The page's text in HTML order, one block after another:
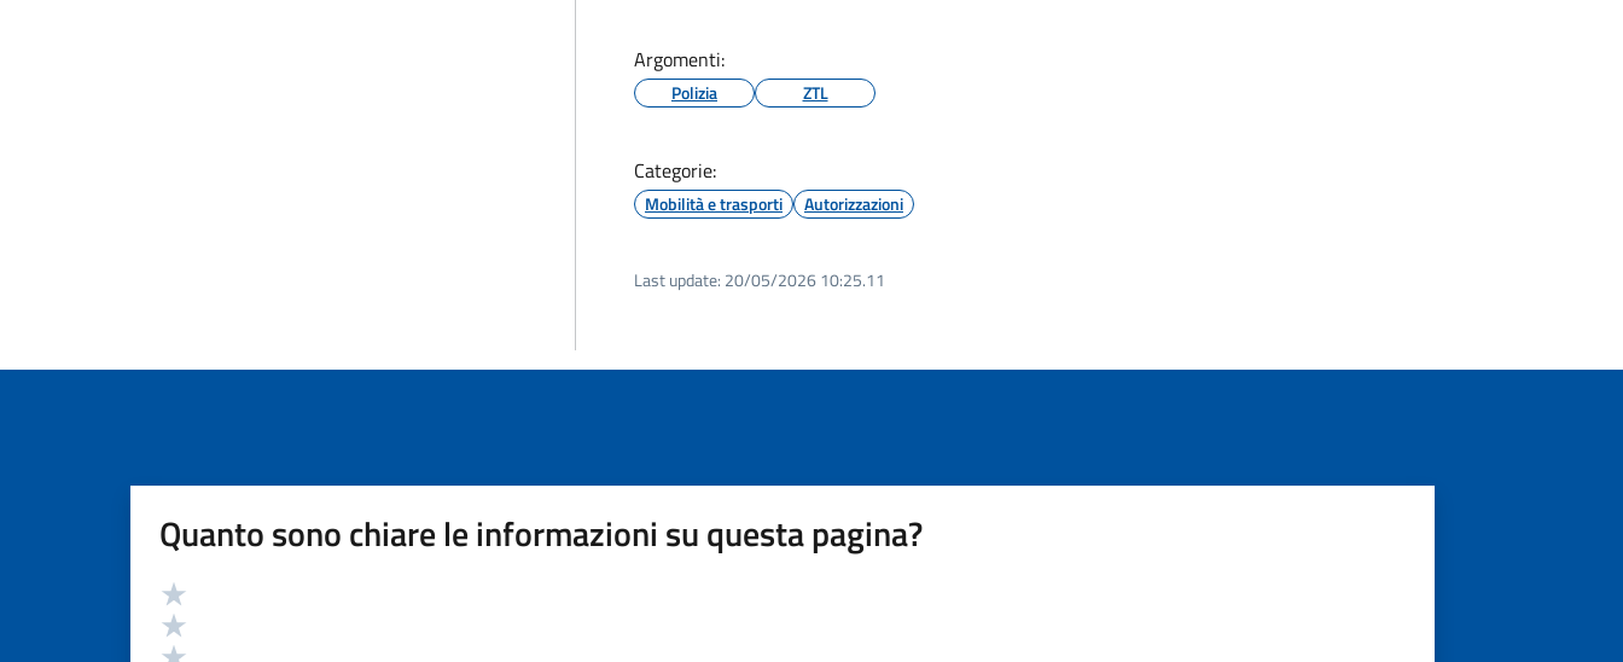
Argomenti:
Polizia ZTL
Categorie:
Mobilità e trasporti Autorizzazioni
Last update: 20/05/2026 10:25.11
Quanto sono chiare le informazioni su questa pagina?
Valutazione